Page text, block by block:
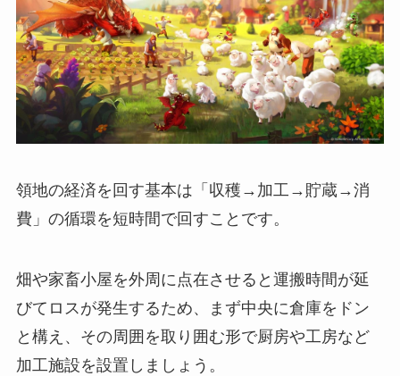
領地の経済を回す基本は「収穫→加工→貯蔵→消
費」の循環を短時間で回すことです。
畑や家畜小屋を外周に点在させると運搬時間が延
びてロスが発生するため、まず中央に倉庫をドン
と構え、その周囲を取り囲む形で厨房や工房など
加工施設を設置しましょう。